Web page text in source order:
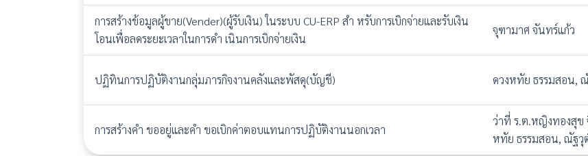
การสร้างข้อมูลผู้ขาย(Vender)(ผู้รับเงิน) ในระบบ CU-ERP สำ หรับการเบิกจ่ายและรับเงิน
โอนเพื่อลดระยะเวลาในการดำ เนินการเบิกจ่ายเงิน
จุฑามาศ จันทร์แก้ว
ปฏิทินการปฏิบัติงานกลุ่มภารกิจงานคลังและพัสดุ(บัญชี) ดวงหทัย ธรรมสอน,
การสร้างคำ ขออยู่และคำ ขอเบิกค่าตอบแทนการปฏิบัติงานนอกเวลา
ว่าที่ ร.ต.หญิงทองสุข
หทัย ธรรมสอน, ณัฐ